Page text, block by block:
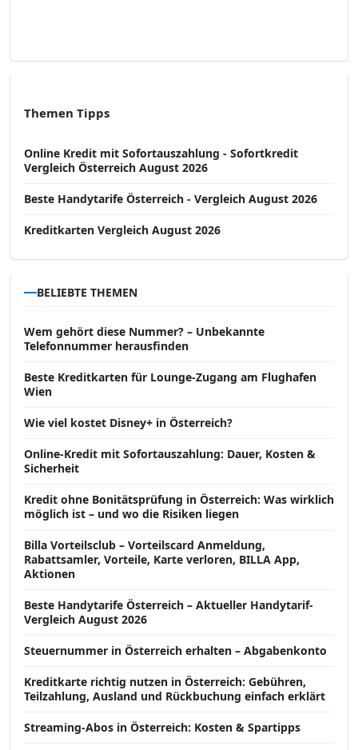
Themen Tipps
Online Kredit mit Sofortauszahlung - Sofortkredit
Vergleich Österreich August 2026
Beste Handytarife Österreich - Vergleich August 2026
Kreditkarten Vergleich August 2026
BELIEBTE THEMEN
Wem gehört diese Nummer? – Unbekannte
Telefonnummer herausfinden
Beste Kreditkarten für Lounge-Zugang am Flughafen
Wien
Wie viel kostet Disney+ in Österreich?
Online-Kredit mit Sofortauszahlung: Dauer, Kosten &
Sicherheit
Kredit ohne Bonitätsprüfung in Österreich: Was wirklich
möglich ist – und wo die Risiken liegen
Billa Vorteilsclub – Vorteilscard Anmeldung,
Rabattsamler, Vorteile, Karte verloren, BILLA App,
Aktionen
Beste Handytarife Österreich – Aktueller Handytarif-
Vergleich August 2026
Steuernummer in Österreich erhalten – Abgabenkonto
Kreditkarte richtig nutzen in Österreich: Gebühren,
Teilzahlung, Ausland und Rückbuchung einfach erklärt
Streaming-Abos in Österreich: Kosten & Spartipps